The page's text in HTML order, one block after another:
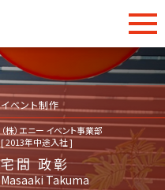
イベント制作
（株）エニー イベント事業部
[ 2013年中途入社 ]
宅間 政彰
Masaaki Takuma